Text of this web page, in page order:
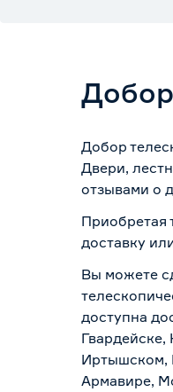
Добор
Двери,
отзывами о
Приобретая
доставку
Вы можете
доступна
Иртышском,
Армавире,